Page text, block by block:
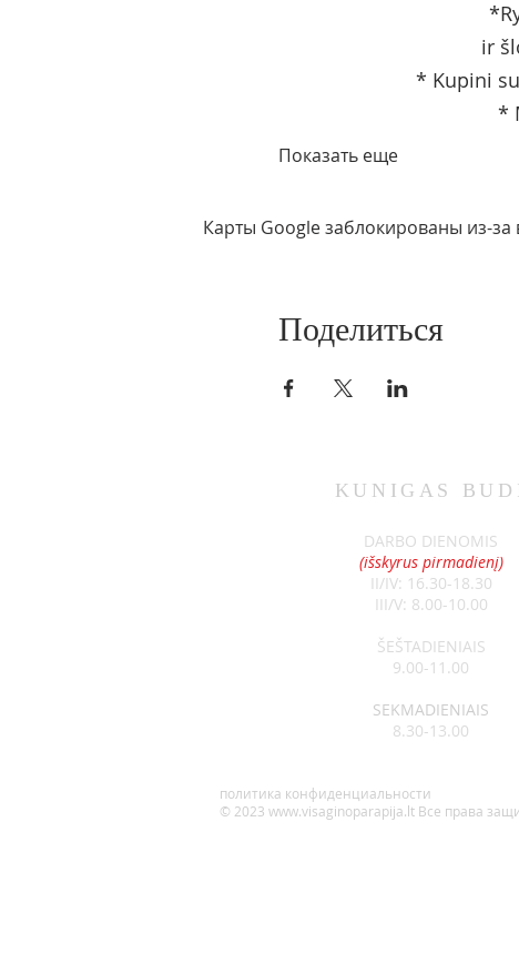
ir
* Kupini
*
Показать еще
Карты Google заблокированы из-
Поделиться
KUNIGAS
DARBO DIENOMIS
(išskyrus pirmadienį)
II/IV: 16.30-18.30
III/V: 8.00-10.00
ŠEŠTADIENIAIS
9.00-11.00
SEKMADIENIAIS
8.30-13.00
политика конфиденциальности
© 2023 www.visaginoparapija.lt Все права